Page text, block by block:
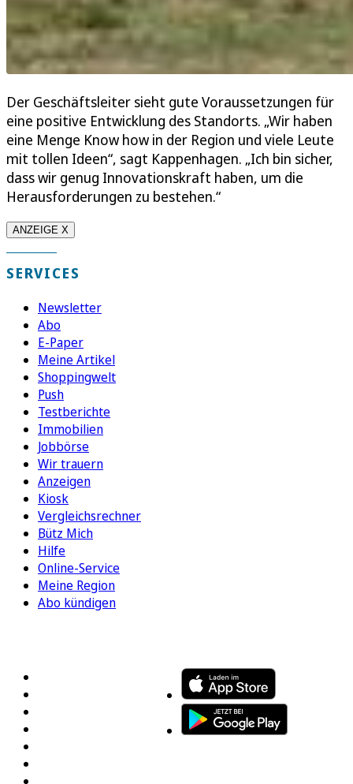
Der Geschäftsleiter sieht gute Voraussetzungen für
eine positive Entwicklung des Standorts. „Wir haben
eine Menge Know how in der Region und viele Leute
mit tollen Ideen“, sagt Kappenhagen. „Ich bin sicher,
dass wir genug Innovationskraft haben, um die
Herausforderungen zu bestehen.“
ANZEIGE X
SERVICES
Newsletter
Abo
E-Paper
Meine Artikel
Shoppingwelt
Push
Testberichte
Immobilien
Jobbörse
Wir trauern
Anzeigen
Kiosk
Vergleichsrechner
Bütz Mich
Hilfe
Online-Service
Meine Region
Abo kündigen